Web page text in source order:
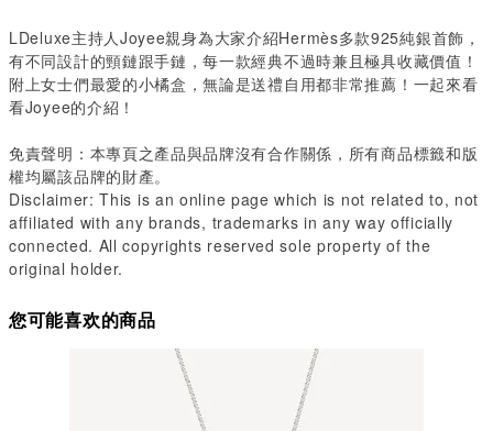
LDeluxe主持人Joyee親身為大家介紹Hermès多款925純銀首飾，
有不同設計的頸鏈跟手鏈，每一款經典不過時兼且極具收藏價值！
附上女士們最愛的小橘盒，無論是送禮自用都非常推薦！一起來看
看Joyee的介紹！
免責聲明：本專頁之產品與品牌沒有合作關係，所有商品標籤和版
權均屬該品牌的財產。
Disclaimer: This is an online page which is not related to, not
affiliated with any brands, trademarks in any way officially
connected. All copyrights reserved sole property of the
original holder.
您可能喜欢的商品